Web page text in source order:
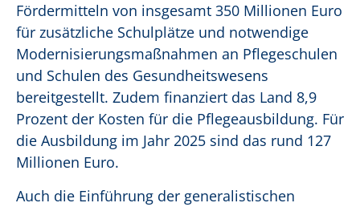
Fördermitteln von insgesamt 350 Millionen Euro
für zusätzliche Schulplätze und notwendige
Modernisierungsmaßnahmen an Pflegeschulen
und Schulen des Gesundheitswesens
bereitgestellt. Zudem finanziert das Land 8,9
Prozent der Kosten für die Pflegeausbildung. Für
die Ausbildung im Jahr 2025 sind das rund 127
Millionen Euro.
Auch die Einführung der generalistischen